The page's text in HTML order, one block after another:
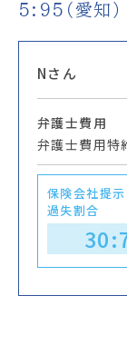
5:95（愛知）
Nさん
弁護士費用
弁護士費用特
保険会社提示
過失割合